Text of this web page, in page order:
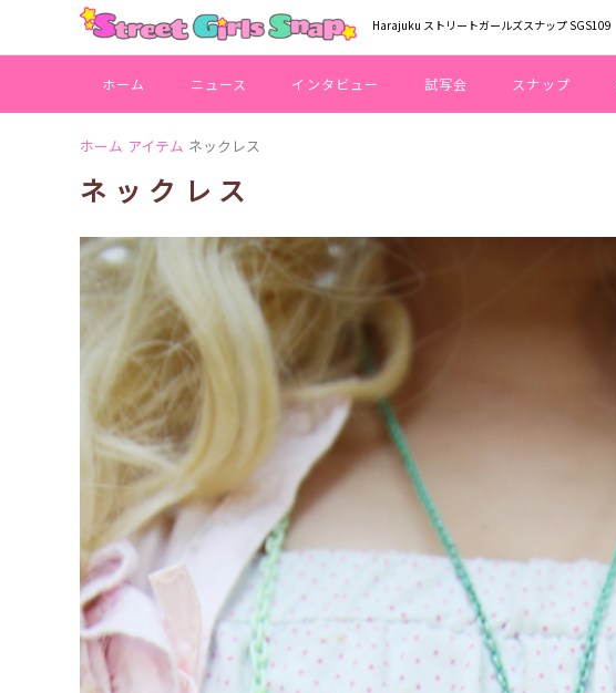
Harajuku ストリートガールズスナップ SGS109
ホーム ニュース インタビュー 試写会 スナップ
ホーム アイテム ネックレス
ネックレス